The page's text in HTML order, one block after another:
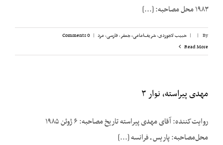
۱۹۸۳ محل مصاحبه: [...]
By
|
| حبیب لاجوردی,شریف‌امامی، جعفر,فارسی,مرد |
0 Comments
Read More
مهدی پیراسته، نوار ۳
روایت‌کننده: آقای مهدی پیراسته تاریخ مصاحبه: ۶ ژوئن ۱۹۸۵
محل‌مصاحبه: پاریس ـ فرانسه [...]